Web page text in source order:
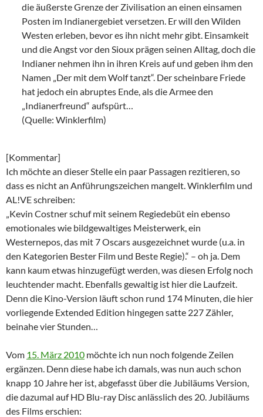
die äußerste Grenze der Zivilisation an einen einsamen
Posten im Indianergebiet versetzen. Er will den Wilden
Westen erleben, bevor es ihn nicht mehr gibt. Einsamkeit
und die Angst vor den Sioux prägen seinen Alltag, doch die
Indianer nehmen ihn in ihren Kreis auf und geben ihm den
Namen „Der mit dem Wolf tanzt“. Der scheinbare Friede
hat jedoch ein abruptes Ende, als die Armee den
„Indianerfreund“ aufspürt…
(Quelle: Winklerfilm)
[Kommentar]
Ich möchte an dieser Stelle ein paar Passagen rezitieren, so
dass es nicht an Anführungszeichen mangelt. Winklerfilm und
AL!VE schreiben:
„Kevin Costner schuf mit seinem Regiedebüt ein ebenso
emotionales wie bildgewaltiges Meisterwerk, ein
Westernepos, das mit 7 Oscars ausgezeichnet wurde (u.a. in
den Kategorien Bester Film und Beste Regie).“ – oh ja. Dem
kann kaum etwas hinzugefügt werden, was diesen Erfolg noch
leuchtender macht. Ebenfalls gewaltig ist hier die Laufzeit.
Denn die Kino-Version läuft schon rund 174 Minuten, die hier
vorliegende Extended Edition hingegen satte 227 Zähler,
beinahe vier Stunden…
Vom 15. März 2010 möchte ich nun noch folgende Zeilen
ergänzen. Denn diese habe ich damals, was nun auch schon
knapp 10 Jahre her ist, abgefasst über die Jubiläums Version,
die dazumal auf HD Blu-ray Disc anlässlich des 20. Jubiläums
des Films erschien: